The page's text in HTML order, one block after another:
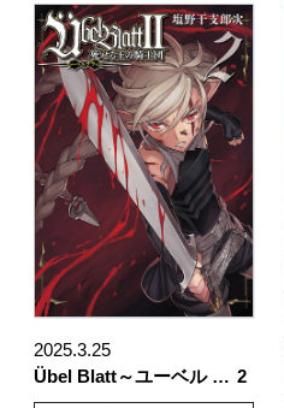
2025.3.25
Übel Blatt～ユーベル … 2